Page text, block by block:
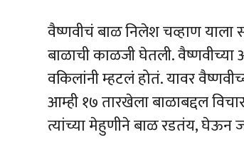
वैष्णवीचं बाळ निलेश चव्हाण
बाळाची काळजी घेतली.
वकिलांनी म्हटलं होतं. यावर
आम्ही १७ तारखेला बाळाबद्दल
त्यांच्या मेहुणीने बाळ रडतंय, घेऊन